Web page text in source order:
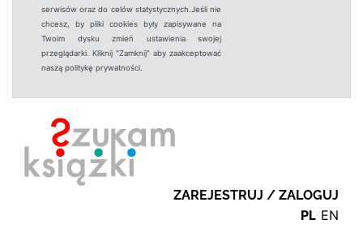
serwisów oraz do celów statystycznych.Jeśli nie
chcesz, by pliki cookies były zapisywane na
Twoim dysku zmień ustawienia swojej
przeglądarki. Kliknij "Zamknij" aby zaakceptować
naszą politykę prywatności.
ZAREJESTRUJ / ZALOGUJ
PL EN